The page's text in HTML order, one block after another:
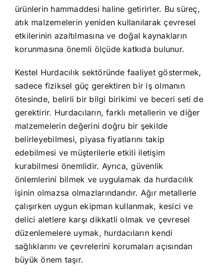
ürünlerin hammaddesi haline getirirler. Bu süreç,
atık malzemelerin yeniden kullanılarak çevresel
etkilerinin azaltılmasına ve doğal kaynakların
korunmasına önemli ölçüde katkıda bulunur.
Kestel Hurdacılık sektöründe faaliyet göstermek,
sadece fiziksel güç gerektiren bir iş olmanın
ötesinde, belirli bir bilgi birikimi ve beceri seti de
gerektirir. Hurdacıların, farklı metallerin ve diğer
malzemelerin değerini doğru bir şekilde
belirleyebilmesi, piyasa fiyatlarını takip
edebilmesi ve müşterilerle etkili iletişim
kurabilmesi önemlidir. Ayrıca, güvenlik
önlemlerini bilmek ve uygulamak da hurdacılık
işinin olmazsa olmazlarındandır. Ağır metallerle
çalışırken uygun ekipman kullanmak, kesici ve
delici aletlere karşı dikkatli olmak ve çevresel
düzenlemelere uymak, hurdacıların kendi
sağlıklarını ve çevrelerini korumaları açısından
büyük önem taşır.